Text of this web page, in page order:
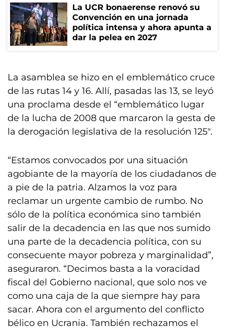
La UCR bonaerense renovó su
Convención en una jornada
política intensa y ahora apunta a
dar la pelea en 2027
La asamblea se hizo en el emblemático cruce
de las rutas 14 y 16. Allí, pasadas las 13, se leyó
una proclama desde el “emblemático lugar
de la lucha de 2008 que marcaron la gesta de
la derogación legislativa de la resolución 125″.
“Estamos convocados por una situación
agobiante de la mayoría de los ciudadanos de
a pie de la patria. Alzamos la voz para
reclamar un urgente cambio de rumbo. No
sólo de la política económica sino también
salir de la decadencia en las que nos sumido
una parte de la decadencia política, con su
consecuente mayor pobreza y marginalidad”,
aseguraron. “Decimos basta a la voracidad
fiscal del Gobierno nacional, que solo nos ve
como una caja de la que siempre hay para
sacar. Ahora con el argumento del conflicto
bélico en Ucrania. También rechazamos el